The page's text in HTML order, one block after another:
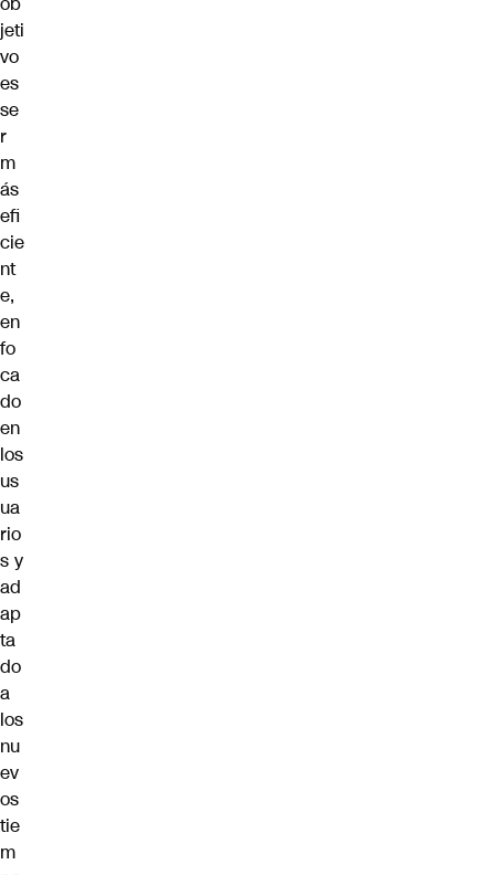
jeti
vo
es
se
r
m
ás
efi
cie
nt
e,
en
fo
ca
do
en
los
us
ua
rio
s y
ad
ap
ta
do
a
los
nu
ev
os
tie
m